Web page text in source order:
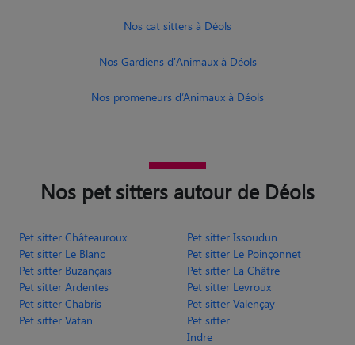
Nos cat sitters à Déols
Nos Gardiens d'Animaux à Déols
Nos promeneurs d’Animaux à Déols
Nos pet sitters autour de Déols
Pet sitter Châteauroux
Pet sitter Issoudun
Pet sitter Le Blanc
Pet sitter Le Poinçonnet
Pet sitter Buzançais
Pet sitter La Châtre
Pet sitter Ardentes
Pet sitter Levroux
Pet sitter Chabris
Pet sitter Valençay
Pet sitter Vatan
Pet sitter
Indre